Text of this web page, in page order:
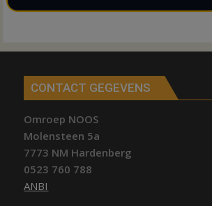
CONTACT GEGEVENS
Omroep NOOS
Molensteen 5a
7773 NM Hardenberg
0523 760 788
ANBI